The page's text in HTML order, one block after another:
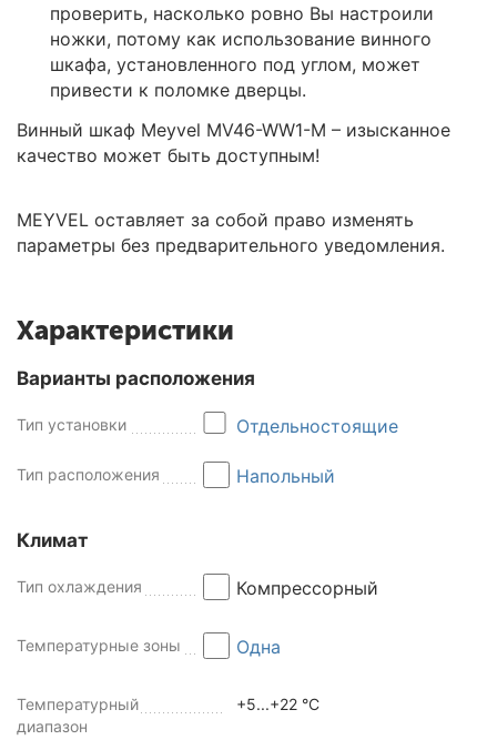
проверить, насколько ровно Вы настроили
ножки, потому как использование винного
шкафа, установленного под углом, может
привести к поломке дверцы.
Винный шкаф Meyvel MV46-WW1-M – изысканное
качество может быть доступным!
MEYVEL оставляет за собой право изменять
параметры без предварительного уведомления.
Характеристики
Варианты расположения
Тип установки Отдельностоящие
Тип расположения Напольный
Климат
Тип охлаждения Компрессорный
Температурные зоны Одна
Температурный
диапазон
+5...+22 °C